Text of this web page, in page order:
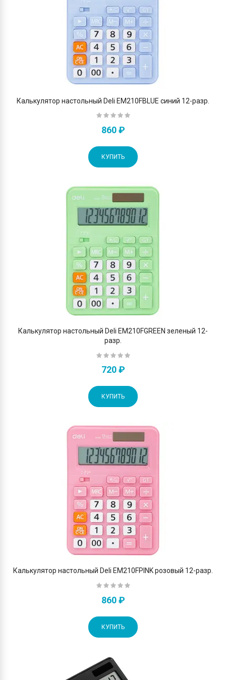
Калькулятор настольный Deli EM210FBLUE синий 12-разр.
860 ₽
КУПИТЬ
Калькулятор настольный Deli EM210FGREEN зеленый 12-
разр.
720 ₽
КУПИТЬ
Калькулятор настольный Deli EM210FPINK розовый 12-разр.
860 ₽
КУПИТЬ